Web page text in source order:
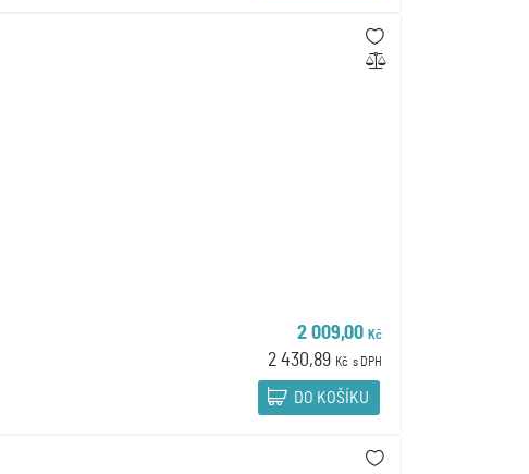
2 009,00 Kč
2 430,89 Kč s DPH
DO KOŠÍKU